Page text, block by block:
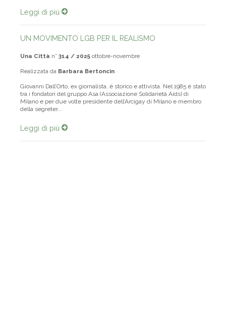
Leggi di più
UN MOVIMENTO LGB PER IL REALISMO
Una Città n° 314 / 2025 ottobre-novembre
Realizzata da Barbara Bertoncin
Giovanni Dall’Orto, ex giornalista, è storico e attivista. Nel 1985 è stato
tra i fondatori del gruppo Asa (Associazione Solidarietà Aids) di
Milano e per due volte presidente dell’Arcigay di Milano e membro
della segreter...
Leggi di più